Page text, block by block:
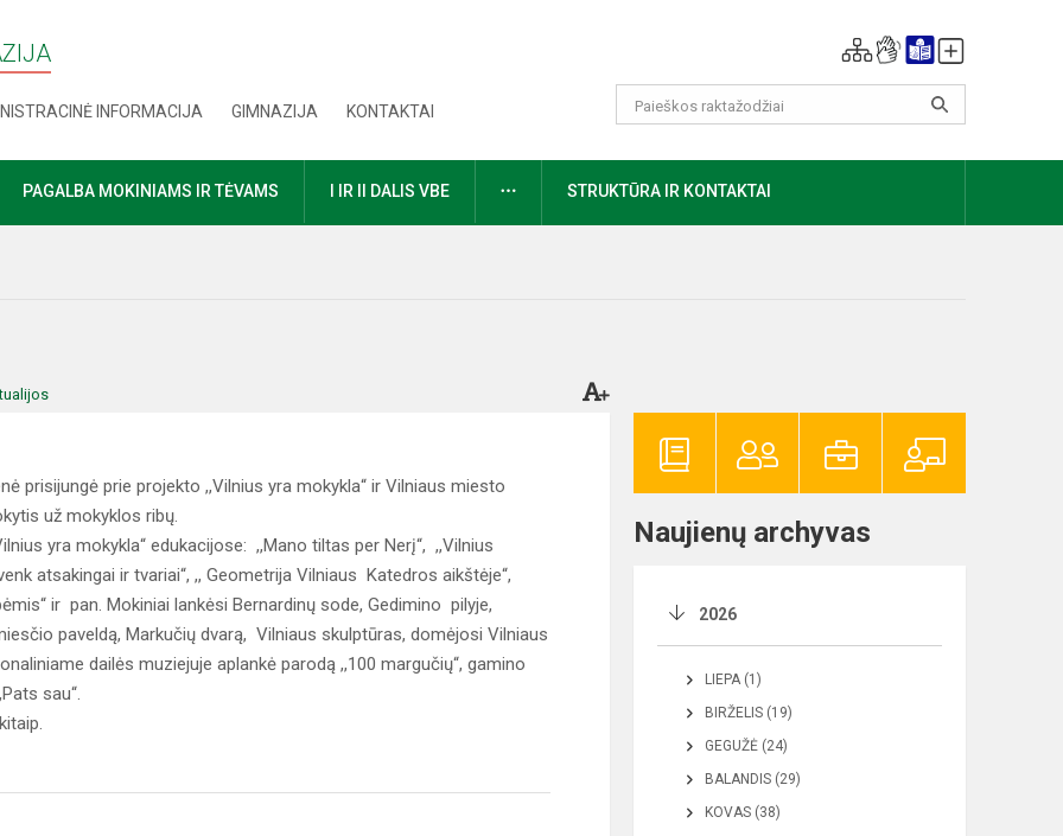
INFORMACIJA GIMNAZIJA KONTAKTAI
PAGALBA MOKINIAMS IR TĖVAMS I IR II DALIS VBE DAUGIAUSTRUKTŪRA IR KONTAKTAI
prisijungė prie projekto ,,Vilnius yra mokykla“ ir Vilniaus miesto
už mokyklos ribų.
yra mokykla“ edukacijose: ,,Mano tiltas per Nerį“, ,,Vilnius
atsakingai ir tvariai“, ,, Geometrija Vilniaus Katedros aikštėje“,
ir pan. Mokiniai lankėsi Bernardinų sode, Gedimino pilyje,
paveldą, Markučių dvarą, Vilniaus skulptūras, domėjosi Vilniaus
dailės muziejuje aplankė parodą ,,100 margučių“, gamino
sau“.
Naujienų archyvas
2026
LIEPA (1)
BIRŽELIS (19)
GEGUŽĖ (24)
BALANDIS (29)
KOVAS (38)